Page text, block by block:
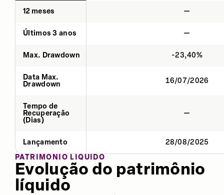
12 meses —
Últimos 3 anos —
Max. Drawdown -23,40%
Data Max.
Drawdown
16/07/2026
Tempo de
Recuperação
(Dias)
—
Lançamento
28/08/2025
PATRIMÔNIO LÍQUIDO
Evolução do patrimônio
líquido